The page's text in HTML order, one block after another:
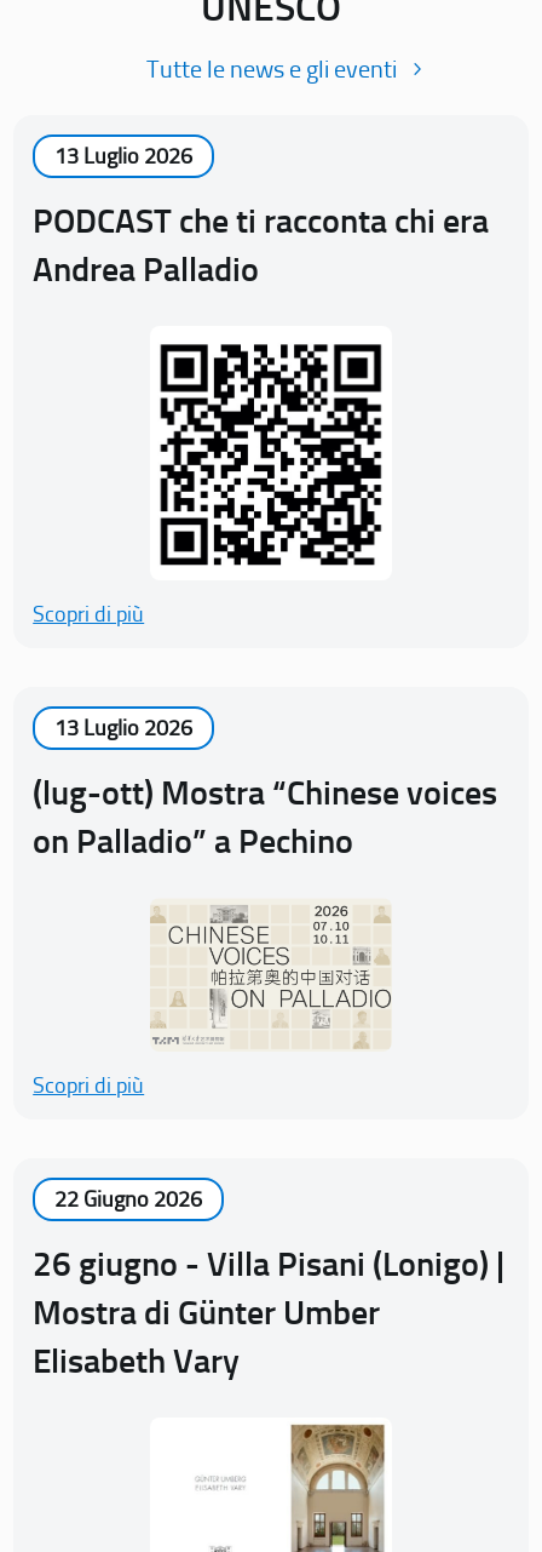
Tutte le news e gli eventi
13 Luglio 2026
PODCAST che ti racconta chi era
Andrea Palladio
Scopri di più
13 Luglio 2026
(lug-ott) Mostra “Chinese voices
on Palladio” a Pechino
Scopri di più
22 Giugno 2026
26 giugno - Villa Pisani (Lonigo) |
Mostra di Günter Umber
Elisabeth Vary